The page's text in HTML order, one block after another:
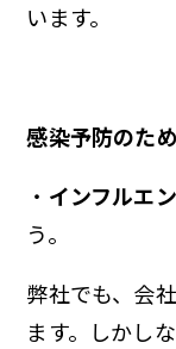
います。
感染予防のた
・ インフルエ
う。
弊社でも、会
ます。しかしな